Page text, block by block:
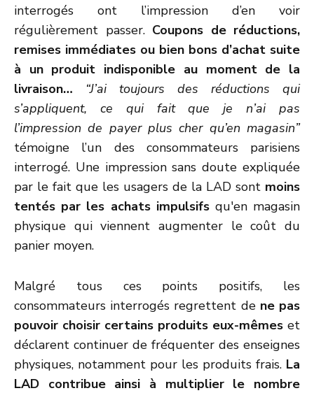
interrogés ont l’impression d’en voir
régulièrement passer. Coupons de réductions,
remises immédiates ou bien bons d’achat suite
à un produit indisponible au moment de la
livraison…
“J’ai toujours des réductions qui
s’appliquent, ce qui fait que je n’ai pas
l’impression de payer plus cher qu’en magasin”
témoigne l’un des consommateurs parisiens
interrogé. Une impression sans doute expliquée
par le fait que les usagers de la LAD sont moins
tentés par les achats impulsifsqu'en magasin
physique qui viennent augmenter le coût du
panier moyen.
Malgré tous ces points positifs, les
consommateurs interrogés regrettent dene pas
pouvoir choisir certains produits eux-mêmes et
déclarent continuer de fréquenter des enseignes
physiques, notamment pour les produits frais. La
LAD contribue ainsi à multiplier le nombre